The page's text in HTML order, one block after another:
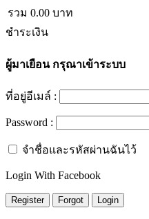
รวม 0.00 บาท
ชำระเงิน
ผู้มาเยือนกรุณาเข้าระบบ
ที่อยู่อีเมล์ :
Password :
จำชื่อและรหัสผ่านฉันไว้
Login With Facebook